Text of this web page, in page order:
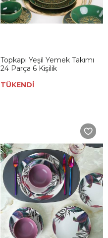
Topkapı Yeşil Yemek Takımı
24 Parça 6 Kişilik
TÜKENDİ